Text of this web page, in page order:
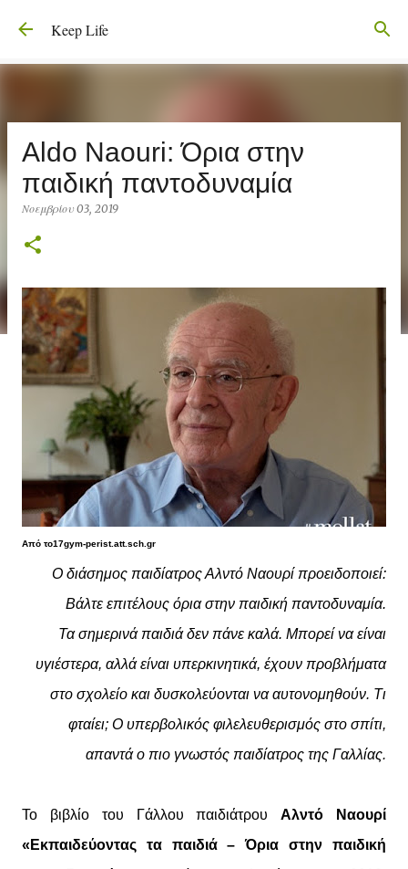
Μετάβαση στο κύριο περιεχόμενο
Keep Life
Aldo Naouri: Όρια στην
παιδική παντοδυναμία
Νοεμβρίου 03, 2019
Από το17gym-perist.att.sch.gr
Ο διάσημος παιδίατρος Αλντό Ναουρί προειδοποιεί:
Βάλτε επιτέλους όρια στην παιδική παντοδυναμία.
Τα σημερινά παιδιά δεν πάνε καλά. Μπορεί να είναι
υγιέστερα, αλλά είναι υπερκινητικά, έχουν προβλήματα
στο σχολείο και δυσκολεύονται να αυτονομηθούν. Τι
φταίει; Ο υπερβολικός φιλελευθερισμός στο σπίτι,
απαντά ο πιο γνωστός παιδίατρος της Γαλλίας.
Το βιβλίο του Γάλλου παιδιάτρουΑλντό Ναουρί
«Εκπαιδεύοντας τα παιδιά – Όρια στην παιδική